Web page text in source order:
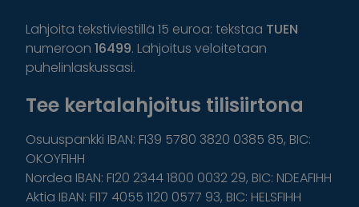
Lahjoita tekstiviestillä 15 euroa: tekstaa TUEN
numeroon 16499. Lahjoitus veloitetaan
puhelinlaskussasi.
Tee kertalahjoitus tilisiirtona
Osuuspankki IBAN: FI39 5780 3820 0385 85, BIC:
OKOYFIHH
Nordea IBAN: FI20 2344 1800 0032 29, BIC: NDEAFIHH
Aktia IBAN: FI17 4055 1120 0577 93, BIC: HELSFIHH